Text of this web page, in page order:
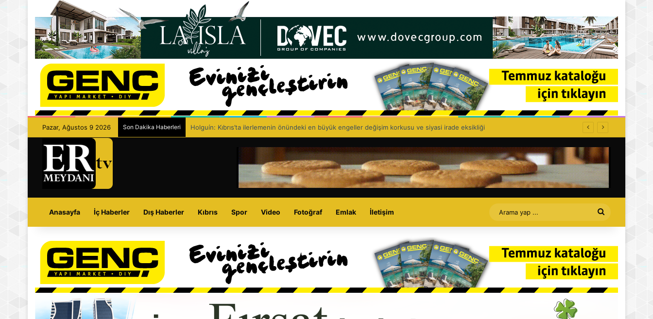
Pazar, Ağustos 9 2026 Son Dakika Haberleri Eczacılar Birliği, 67’nci kuruluş yıl dönümünü kutluyor: Eczacıyı dışlayarak sağlık politikası kurulamaz!
Anasayfa İç Haberler Dış Haberler Kıbrıs Spor Video Fotoğraf Emlak İletişim
Arama
yap
...